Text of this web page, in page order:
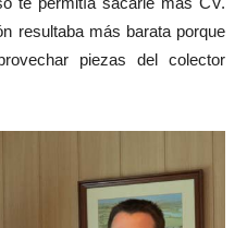
resultaba más barata porque
piezas del colector